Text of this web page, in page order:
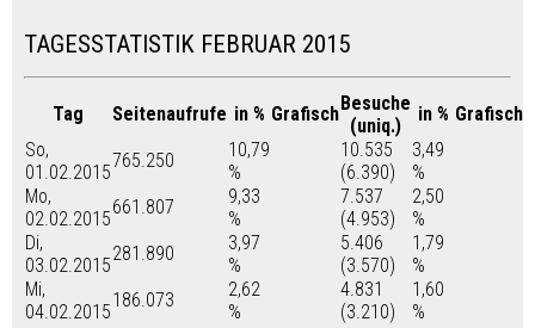
TAGESSTATISTIK FEBRUAR 2015
Tag Seitenaufrufe in % GrafischBesuche
(uniq.)
in % Grafisch
So,
01.02.2015
765.250
10,79
%
10.535
(6.390)
3,49
%
Mo,
02.02.2015
661.807
9,33
%
7.537
(4.953)
2,50
%
Di,
03.02.2015
281.890
3,97
%
5.406
(3.570)
1,79
%
Mi,
04.02.2015
186.073
2,62
%
4.831
(3.210)
1,60
%